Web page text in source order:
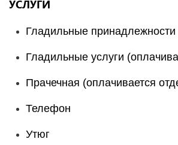
УСЛУГИ
Гладильные принадлежности
Гладильные услуги
Прачечная (оплачивается
Телефон
Утюг